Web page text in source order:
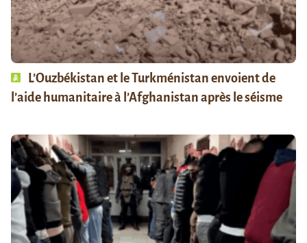
L’Ouzbékistan et le Turkménistan envoient de
l’aide humanitaire à l’Afghanistan après le séisme